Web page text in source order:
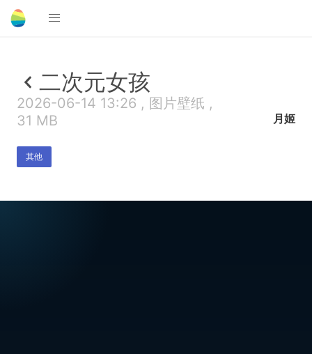
二次元女孩
2026-06-14 13:26 , 图片壁纸 ,
31 MB
其他
月姬